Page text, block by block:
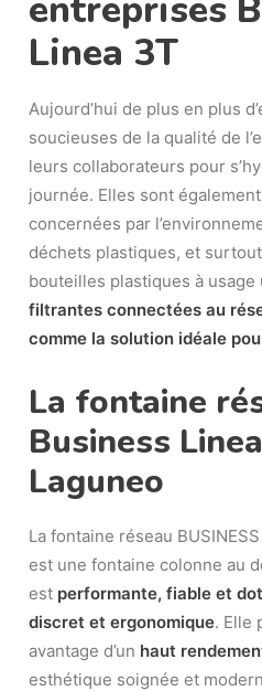
Linea 3T
Aujourd’hui de plus en plus
soucieuses de la qualité de
leurs collaborateurs pour
journée. Elles sont
concernées par
déchets plastiques, et
bouteilles plastiques à usage
filtrantes connectées au
comme la solution idéale
La fontaine
Business
Laguneo
La fontaine réseau
est une fontaine colonne au
est performante, fiable et
discret et ergonomique. Elle
avantage d’un haut
esthétique soignée et